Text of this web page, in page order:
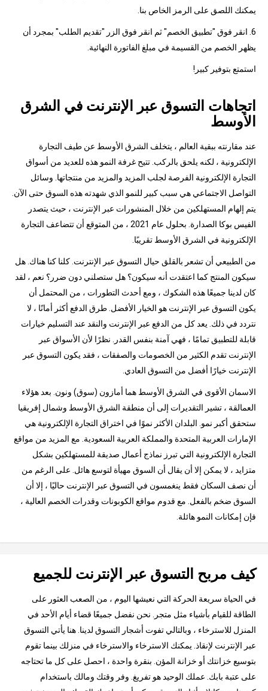
يمكنك اللصق على الرمز الخاص بنا.
6. انقر فوق "تطبيق الخصم" ثم انقر فوق الزر "تقديم الطلب" بمجرد أن
يظهر الخصم من القسيمة في مبلغ الفاتورة النهائية.
استمتع بتوفير كبير!
اتجاهات التسوق عبر الإنترنت في الشرق
الأوسط
عند مقارنته ببقية العالم ، يتخلف الشرق الأوسط عن طيف التجارة
الإلكترونية ، لكنه يلحق بالركب. تتيح غرفة النمو هذه للعديد من أسواق
التجارة الإلكترونية الفرصة لجلب المزيد والمزيد من منتجاتها. وسائل
التواصل الاجتماعي هي سبب كبير للنمو الذي شهدته هذه السوق حتى الآن.
يتم إلهام المستهلكين من خلال المنشورات عبر الإنترنت ، حيث يتصدر
الفيس بوكا الصدارة. بحلول عام 2021 ، من المتوقع أن تتضاعف التجارة
الإلكترونية في الشرق الأوسط تقريبًا.
من الطبيعي أن تشعر بالقلق حيال التسوق عبر الإنترنت. كلنا كنا هناك. هل
سيكون المنتج كما اعتقدت أنه سيكون؟ هل ستصلني دون ضرر؟ نعم ، لقد
كان لدينا جميعًا هذه الشكوك ، ومع أحدث التطورات ، من المحتمل أن
يكون التسوق عبر الإنترنت هو الخيار الأفضل. طرق الدفع أكثر أمانًا ، لا
نتردد في ذلك. يعد كل من الدفع عبر الإنترنت والنقد عند التسليم خيارات
قابلة للتطبيق تمامًا ، فهي آمنة بنفس القدر. نظرًا لأن الأسواق عبر
الإنترنت تقدم الكثير من الخصومات والصفقات ، فقد يكون التسوق عبر
الإنترنت خيارًا أفضل من التسوق العادي.
الاسمان الأقوى في الشرق الأوسط هما أمازون (سوق) ونون. بعد هؤلاء
العمالقة ، تشير التقديرات إلى أن منطقة الشرق الأوسط وشمال إفريقيا
ستحقق أكبر نمو. البلدان الأكثر نموًا في اختراق التجارة الإلكترونية هي
الإمارات العربية المتحدة والمملكة العربية السعودية. مع المزيد من مواقع
التجارة الإلكترونية التي تبرز نماذج أعمال صديقة للمستهلكين بشكل
متزايد ، لا يمكن إلا أن يقال أن السوق مهيأة لتوسع هائل. على الرغم من
أن نصف السكان فقط ينغمسون في التسوق عبر الإنترنت حاليًا ، إلا أن
السوق ضخم بالفعل. مع قدوم مواقع الكوبونات وقدرات الخصم العالية ،
فإن إمكانات النمو هائلة.
كيف مربح التسوق عبر الإنترنت للجميع
في الحياة سريعة الحركة التي نعيشها اليوم ، من الصعب العثور على
الطاقة للقيام بأشياء مثل متجر. نحن نفضل جميعًا قضاء أيام الأحد في
المنزل للاسترخاء ، وبالتالي تفوت أشجار التسوق لدينا. هنا يأتي التسوق
عبر الإنترنت لإنقاذ. يمكنك الاسترخاء والاسترخاء في منزلك بينما تقوم
بتوسيع خزانتك أو خزانة المؤن. بنقرة واحدة ، احصل على كل ما تحتاجه
على عتبة بابك. عملك الوحيد هو تفريغ. وفر وقتك ومالك باستخدام